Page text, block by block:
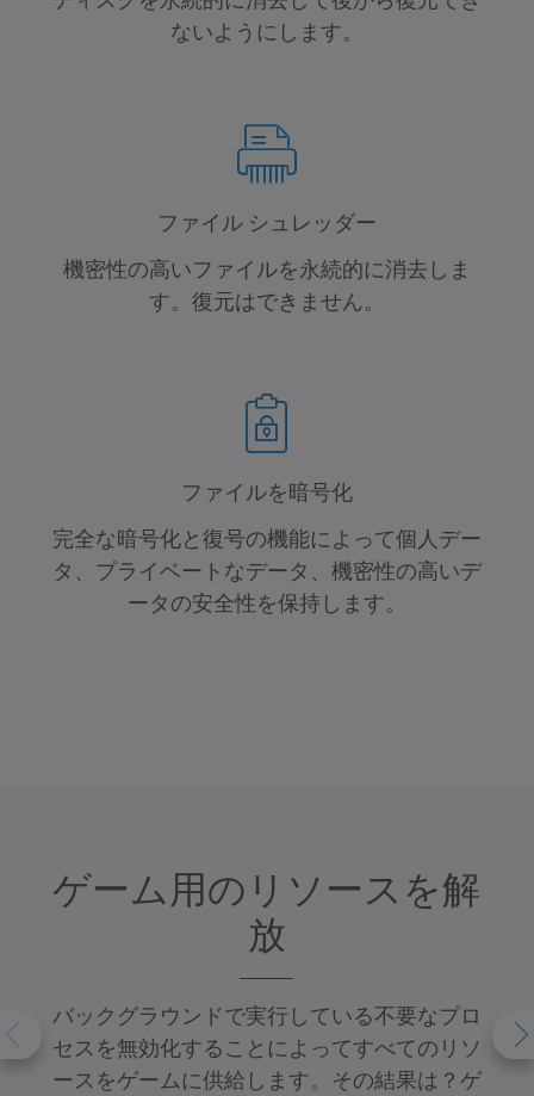
ないようにします。
ファイル シュレッダー
機密性の高いファイルを永続的に消去しま
す。復元はできません。
ファイルを暗号化
完全な暗号化と復号の機能によって個人デー
タ、プライベートなデータ、機密性の高いデ
ータの安全性を保持します。
ゲーム用のリソースを解
放
バックグラウンドで実行している不要なプロ
セスを無効化することによってすべてのリソ
ースをゲームに供給します。その結果は？ゲ